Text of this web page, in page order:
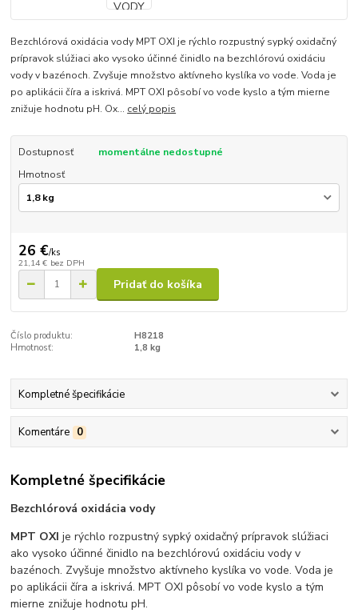
Bezchlórová oxidácia vody MPT OXI je rýchlo rozpustný sypký oxidačný
prípravok slúžiaci ako vysoko účinné činidlo na bezchlórovú oxidáciu
vody v bazénoch. Zvyšuje množstvo aktívneho kyslíka vo vode. Voda je
po aplikácii číra a iskrivá. MPT OXI pôsobí vo vode kyslo a tým mierne
znižuje hodnotu pH. Ox... celý popis
Dostupnosť
momentálne nedostupné
Hmotnosť
26 €/ks
21,14 € bez DPH
Pridať do košíka
Číslo produktu:
H8218
Hmotnosť:
1,8 kg
Kompletné špecifikácie
Komentáre 0
Kompletné špecifikácie
Bezchlórová oxidácia vody
MPT OXI je rýchlo rozpustný sypký oxidačný prípravok slúžiaci
ako vysoko účinné činidlo na bezchlórovú oxidáciu vody v
bazénoch. Zvyšuje množstvo aktívneho kyslíka vo vode. Voda je
po aplikácii číra a iskrivá. MPT OXI pôsobí vo vode kyslo a tým
mierne znižuje hodnotu pH.